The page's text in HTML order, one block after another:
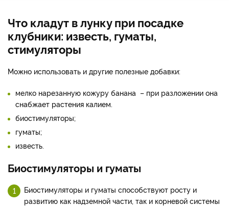
Что кладут в лунку при посадке
клубники: известь, гуматы,
стимуляторы
Можно использовать и другие полезные добавки:
мелко нарезанную кожуру банана – при разложении она
снабжает растения калием.
биостимуляторы;
гуматы;
известь.
Биостимуляторы и гуматы
Биостимуляторы и гуматы способствуют росту и
развитию как надземной части, так и корневой системы